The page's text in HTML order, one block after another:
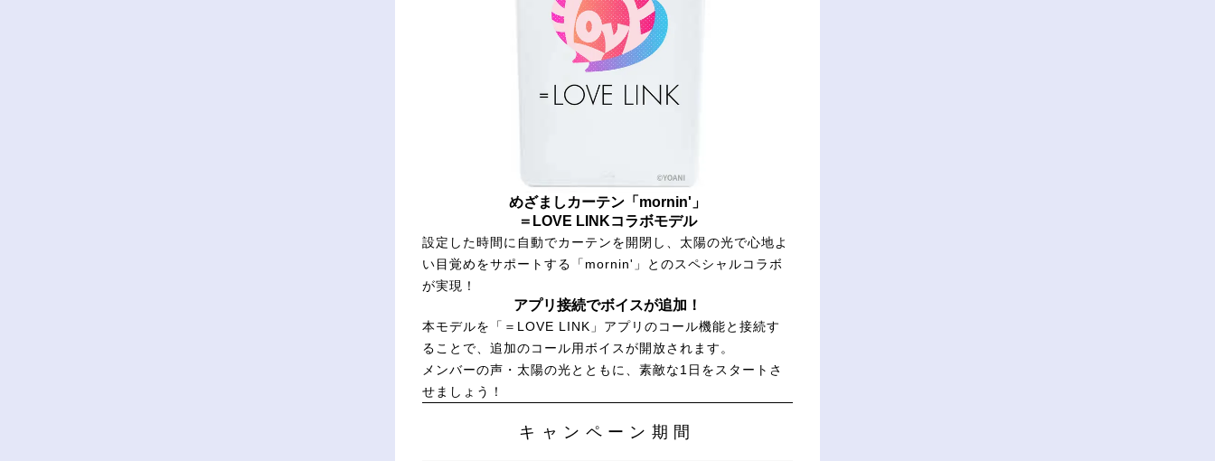
めざましカーテン「mornin'」
＝LOVE LINKコラボモデル
設定した時間に自動でカーテンを開閉し、太陽の光で心地よ
い目覚めをサポートする「mornin'」とのスペシャルコラボ
が実現！
アプリ接続でボイスが追加！
本モデルを「＝LOVE LINK」アプリのコール機能と接続す
ることで、追加のコール用ボイスが開放されます。
メンバーの声・太陽の光とともに、素敵な1日をスタートさ
せましょう！
キャンペーン期間